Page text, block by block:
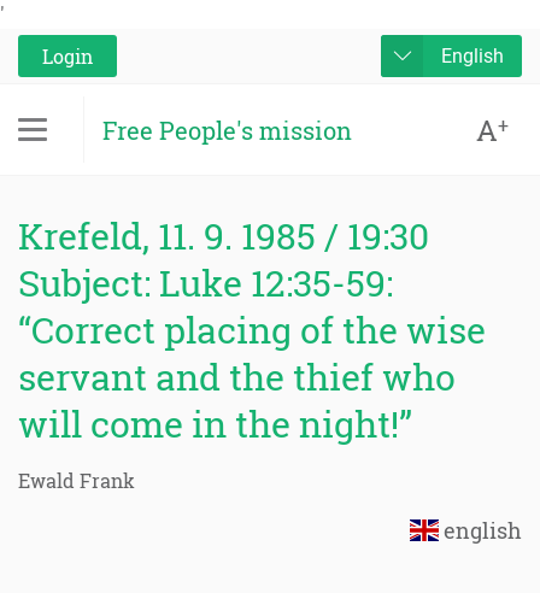
'
Login
English
Free People's mission A+
Krefeld, 11. 9. 1985 / 19:30
Subject: Luke 12:35-59:
“Correct placing of the wise
servant and the thief who
will come in the night!”
Ewald Frank
english